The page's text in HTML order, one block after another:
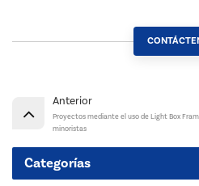
Anterior
Proyectos mediante el uso de Light Box
minoristas
Categorías